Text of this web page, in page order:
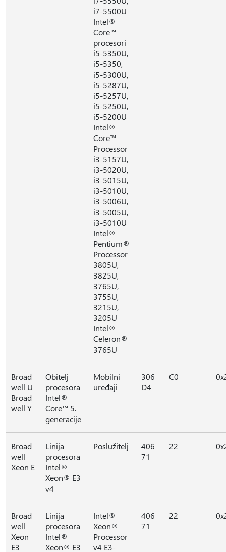
i7-5500U
Intel®
Core™
procesori
i5-5350U,
i5-5350,
i5-5300U,
i5-5287U,
i5-5257U,
i5-5250U,
i5-5200U
Intel®
Core™
Processor
i3-5157U,
i3-5020U,
i3-5015U,
i3-5010U,
i3-5006U,
i3-5005U,
i3-5010U
Intel®
Pentium®
Processor
3805U,
3825U,
3765U,
3755U,
3215U,
3205U
Intel®
Celeron®
3765U
Broad
well U
Broad
well Y
Obitelj
procesora
Intel®
Core™ 5.
generacije
Mobilni
uređaji
306
D4
C0
Broad
well
Xeon E
Linija
procesora
Intel®
Xeon® E3
v4
Poslužitelj
406
71
22
Broad
well
Xeon
E3
Linija
procesora
Intel®
Xeon® E3
Intel®
Xeon®
Processor
v4 E3-
406
71
22